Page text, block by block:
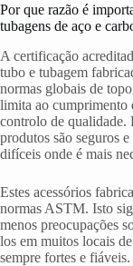
Por que razão é
tubagens de aço e
A certificação
tubo e tubagem
normas globais de
limita ao cumprimento
controlo de qualidade.
produtos são seguros
difíceis onde é mais
Estes acessórios
normas ASTM. Isto
menos preocupações
los em muitos locais
sempre fortes e fiáveis.